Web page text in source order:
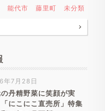
能代市 藤里町 未分類
年7月28日
丹精野菜に笑顔が実
にこにこ直売所」特集